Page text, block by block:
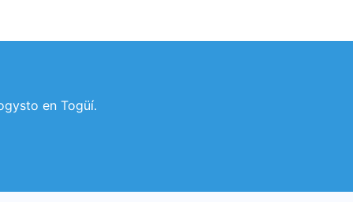
en Togüí.